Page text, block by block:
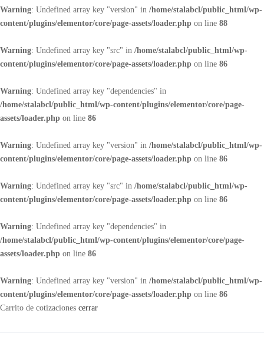
Warning: Undefined array key "version" in /home/stalabcl/public_html/wp-
content/plugins/elementor/core/page-assets/loader.php on line 88
Warning: Undefined array key "src" in /home/stalabcl/public_html/wp-
content/plugins/elementor/core/page-assets/loader.php on line 86
Warning: Undefined array key "dependencies" in
/home/stalabcl/public_html/wp-content/plugins/elementor/core/page-
assets/loader.php on line 86
Warning: Undefined array key "version" in /home/stalabcl/public_html/wp-
content/plugins/elementor/core/page-assets/loader.php on line 86
Warning: Undefined array key "src" in /home/stalabcl/public_html/wp-
content/plugins/elementor/core/page-assets/loader.php on line 86
Warning: Undefined array key "dependencies" in
/home/stalabcl/public_html/wp-content/plugins/elementor/core/page-
assets/loader.php on line 86
Warning: Undefined array key "version" in /home/stalabcl/public_html/wp-
content/plugins/elementor/core/page-assets/loader.php on line 86
Carrito de cotizaciones cerrar